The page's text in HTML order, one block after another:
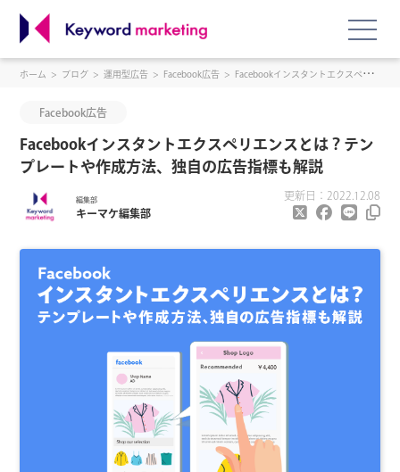
ホーム ブログ 運用型広告 Facebook広告 Facebookインスタントエクスペリエンスとは？テンプレートや作成方法、独自の広告指標も解説
Facebook広告
Facebookインスタントエクスペリエンスとは？テン
プレートや作成方法、独自の広告指標も解説
編集部
キーマケ編集部
更新日：2022.12.08